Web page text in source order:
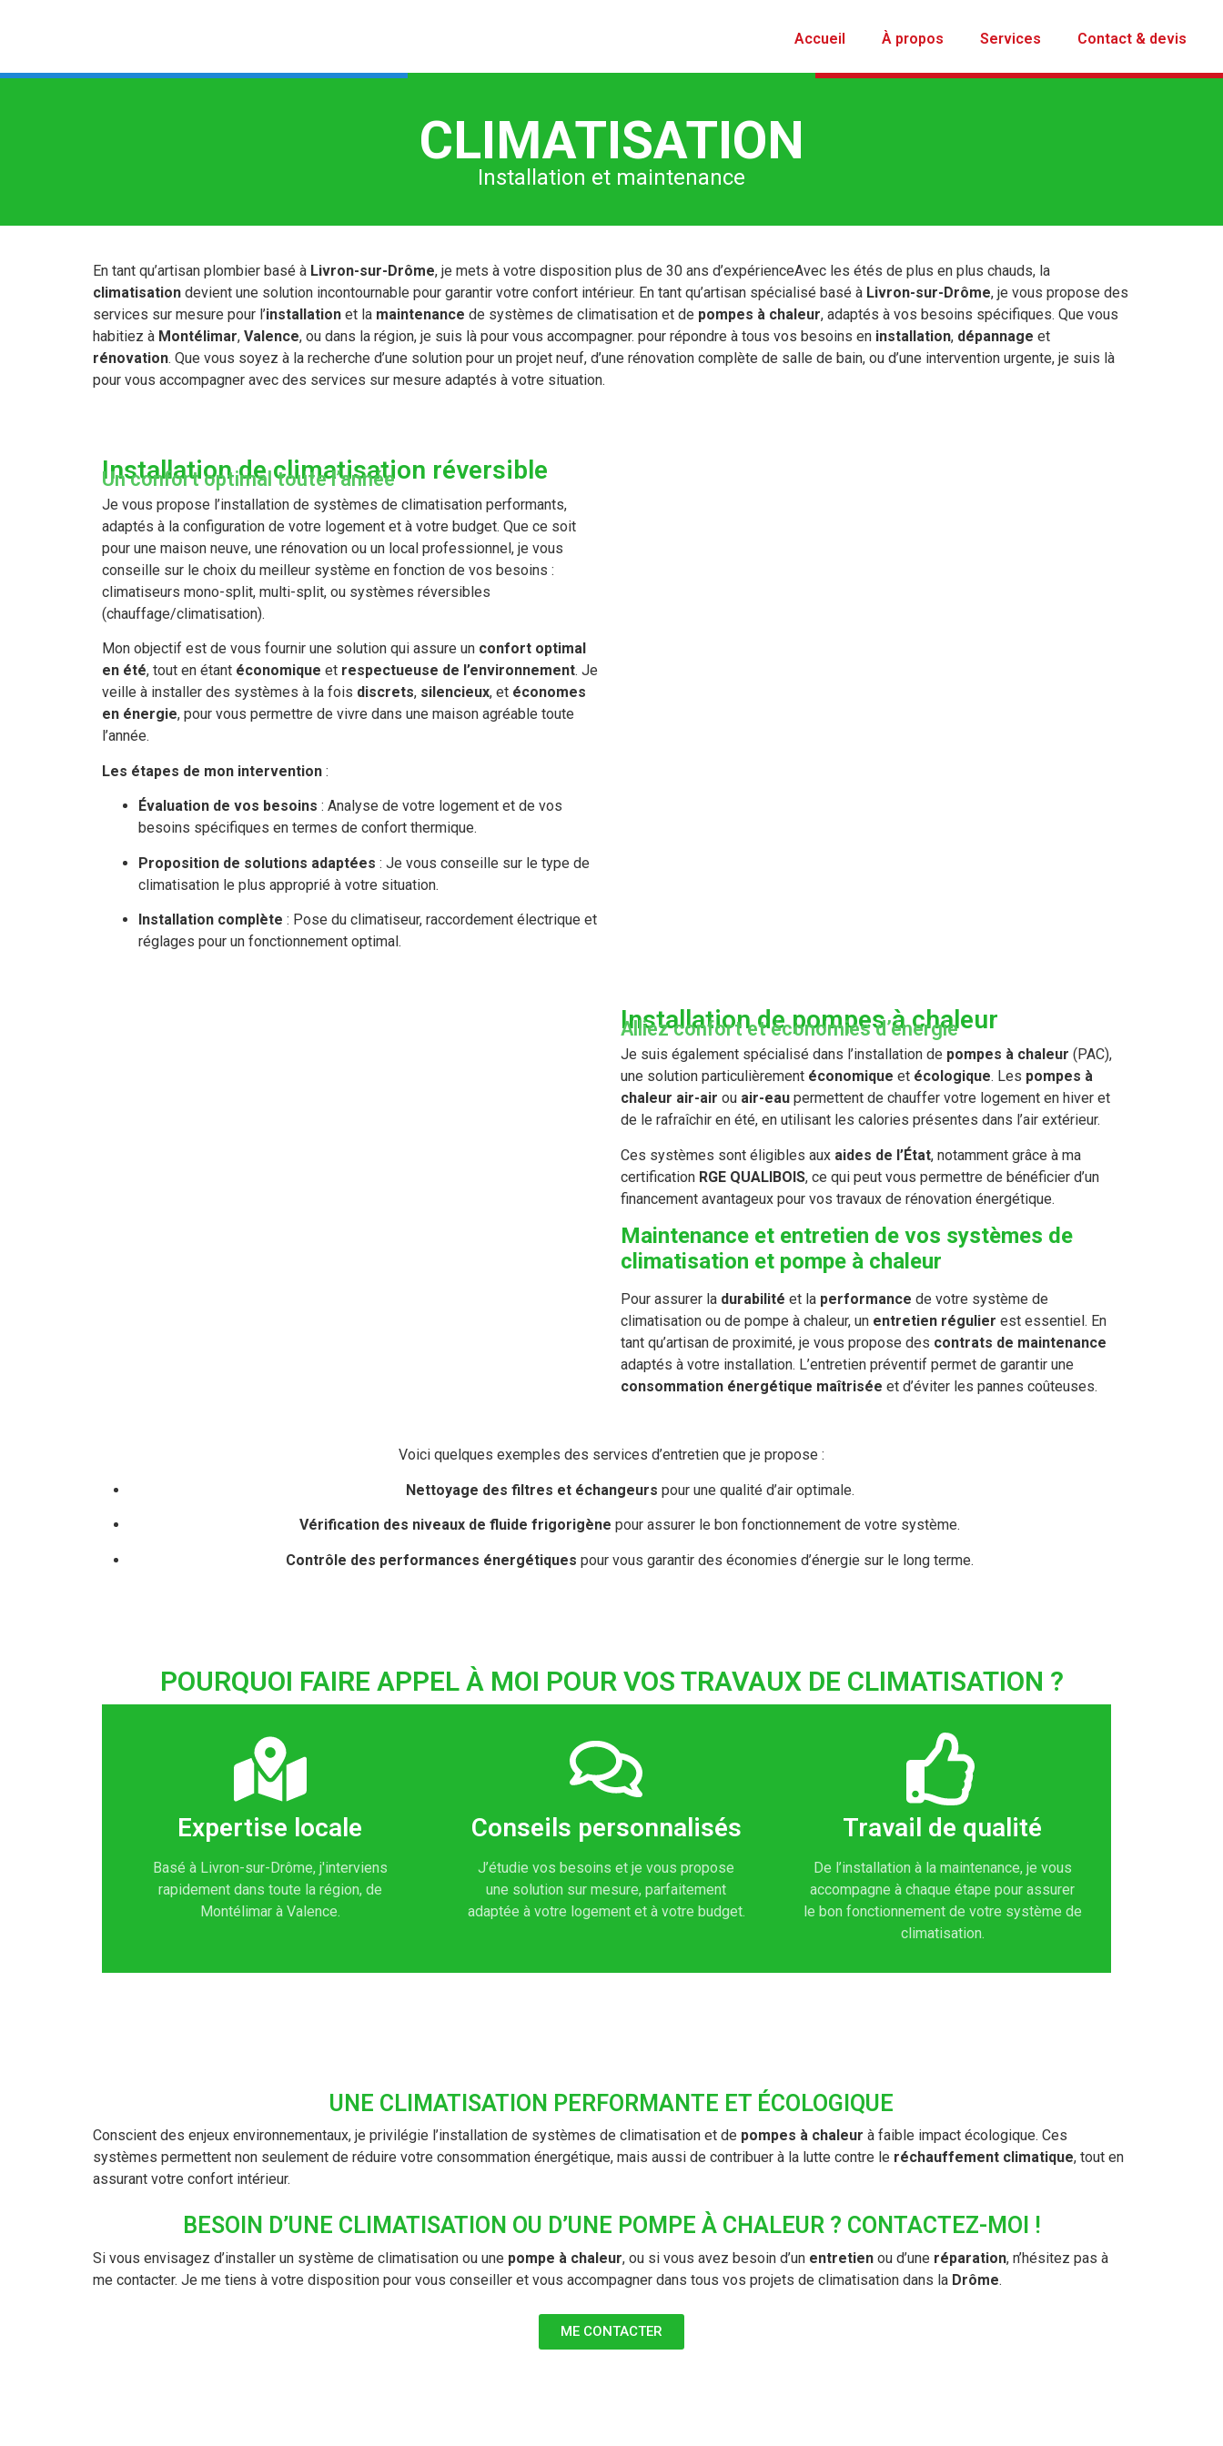
Accueil À propos Services Contact & devis
CLIMATISATION
Installation et maintenance
En tant qu’artisan plombier basé à Livron-sur-Drôme, je mets à votre disposition plus de 30 ans d’expérienceAvec les étés de plus en plus chauds, la
climatisation devient une solution incontournable pour garantir votre confort intérieur. En tant qu’artisan spécialisé basé à Livron-sur-Drôme, je vous propose des
services sur mesure pour l’installation et la maintenance de systèmes de climatisation et de pompes à chaleur, adaptés à vos besoins spécifiques. Que vous
habitiez à Montélimar, Valence, ou dans la région, je suis là pour vous accompagner. pour répondre à tous vos besoins en installation, dépannage et
rénovation. Que vous soyez à la recherche d’une solution pour un projet neuf, d’une rénovation complète de salle de bain, ou d’une intervention urgente, je suis là
pour vous accompagner avec des services sur mesure adaptés à votre situation.
Installation de climatisation réversible
Un confort optimal toute l’année
Je vous propose l’installation de systèmes de climatisation performants,
adaptés à la configuration de votre logement et à votre budget. Que ce soit
pour une maison neuve, une rénovation ou un local professionnel, je vous
conseille sur le choix du meilleur système en fonction de vos besoins :
climatiseurs mono-split, multi-split, ou systèmes réversibles
(chauffage/climatisation).
Mon objectif est de vous fournir une solution qui assure un confort optimal
en été, tout en étant économique et respectueuse de l’environnement. Je
veille à installer des systèmes à la fois discrets, silencieux, et économes
en énergie, pour vous permettre de vivre dans une maison agréable toute
l’année.
Les étapes de mon intervention :
Évaluation de vos besoins : Analyse de votre logement et de vos
besoins spécifiques en termes de confort thermique.
Proposition de solutions adaptées : Je vous conseille sur le type de
climatisation le plus approprié à votre situation.
Installation complète : Pose du climatiseur, raccordement électrique et
réglages pour un fonctionnement optimal.
Installation de pompes à chaleur
Alliez confort et économies d’énergie
Je suis également spécialisé dans l’installation de pompes à chaleur (PAC),
une solution particulièrement économique et écologique. Les pompes à
chaleur air-air ou air-eau permettent de chauffer votre logement en hiver et
de le rafraîchir en été, en utilisant les calories présentes dans l’air extérieur.
Ces systèmes sont éligibles aux aides de l’État, notamment grâce à ma
certification RGE QUALIBOIS, ce qui peut vous permettre de bénéficier d’un
financement avantageux pour vos travaux de rénovation énergétique.
Maintenance et entretien de vos systèmes de
climatisation et pompe à chaleur
Pour assurer la durabilité et la performance de votre système de
climatisation ou de pompe à chaleur, un entretien régulier est essentiel. En
tant qu’artisan de proximité, je vous propose des contrats de maintenance
adaptés à votre installation. L’entretien préventif permet de garantir une
consommation énergétique maîtrisée et d’éviter les pannes coûteuses.
Voici quelques exemples des services d’entretien que je propose :
Nettoyage des filtres et échangeurs pour une qualité d’air optimale.
Vérification des niveaux de fluide frigorigène pour assurer le bon fonctionnement de votre système.
Contrôle des performances énergétiques pour vous garantir des économies d’énergie sur le long terme.
POURQUOI FAIRE APPEL À MOI POUR VOS TRAVAUX DE CLIMATISATION ?
Expertise locale
Basé à Livron-sur-Drôme, j'interviens
rapidement dans toute la région, de
Montélimar à Valence.
Conseils personnalisés
J’étudie vos besoins et je vous propose
une solution sur mesure, parfaitement
adaptée à votre logement et à votre budget.
Travail de qualité
De l’installation à la maintenance, je vous
accompagne à chaque étape pour assurer
le bon fonctionnement de votre système de
climatisation.
UNE CLIMATISATION PERFORMANTE ET ÉCOLOGIQUE
Conscient des enjeux environnementaux, je privilégie l’installation de systèmes de climatisation et de pompes à chaleur à faible impact écologique. Ces
systèmes permettent non seulement de réduire votre consommation énergétique, mais aussi de contribuer à la lutte contre le réchauffement climatique, tout en
assurant votre confort intérieur.
BESOIN D’UNE CLIMATISATION OU D’UNE POMPE À CHALEUR ? CONTACTEZ-MOI !
Si vous envisagez d’installer un système de climatisation ou une pompe à chaleur, ou si vous avez besoin d’un entretien ou d’une réparation, n’hésitez pas à
me contacter. Je me tiens à votre disposition pour vous conseiller et vous accompagner dans tous vos projets de climatisation dans la Drôme.
ME CONTACTER